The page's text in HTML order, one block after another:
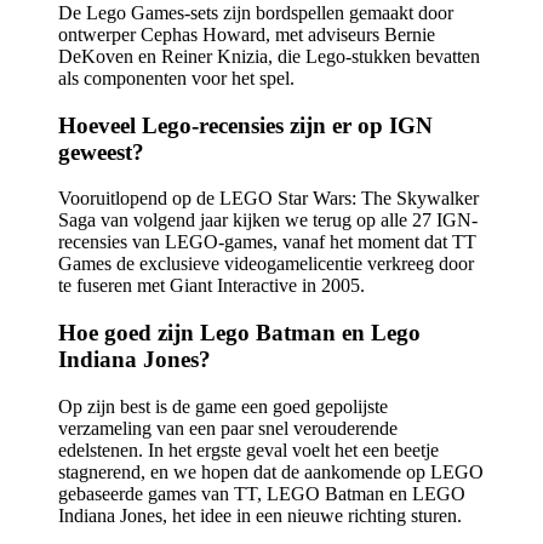
De Lego Games-sets zijn bordspellen gemaakt door
ontwerper Cephas Howard, met adviseurs Bernie
DeKoven en Reiner Knizia, die Lego-stukken bevatten
als componenten voor het spel.
Hoeveel Lego-recensies zijn er op IGN
geweest?
Vooruitlopend op de LEGO Star Wars: The Skywalker
Saga van volgend jaar kijken we terug op alle 27 IGN-
recensies van LEGO-games, vanaf het moment dat TT
Games de exclusieve videogamelicentie verkreeg door
te fuseren met Giant Interactive in 2005.
Hoe goed zijn Lego Batman en Lego
Indiana Jones?
Op zijn best is de game een goed gepolijste
verzameling van een paar snel verouderende
edelstenen. In het ergste geval voelt het een beetje
stagnerend, en we hopen dat de aankomende op LEGO
gebaseerde games van TT, LEGO Batman en LEGO
Indiana Jones, het idee in een nieuwe richting sturen.